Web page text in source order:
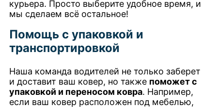
курьера. Просто выберите удобное время, и
мы сделаем всё остальное!
Помощь с упаковкой и
транспортировкой
Наша команда водителей не только заберет
и доставит ваш ковер, но также поможет с
упаковкой и переносом ковра. Например,
если ваш ковер расположен под мебелью,